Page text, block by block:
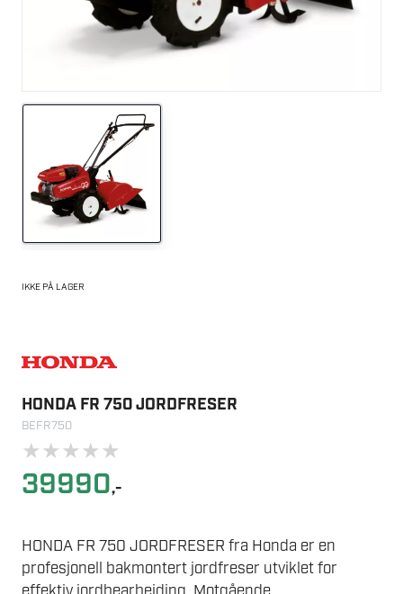
IKKE PÅ LAGER
HONDA FR 750 JORDFRESER
BEFR750
★★★★★
39990,-
HONDA FR 750 JORDFRESER fra Honda er en
profesjonell bakmontert jordfreser utviklet for